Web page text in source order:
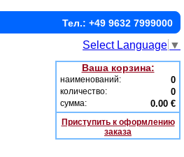
Тел.: +49 9632 7999000
Select Language ▼
Ваша корзина:
наименований: 0
количество: 0
сумма: 0.00 €
Приступить к оформлению
заказа